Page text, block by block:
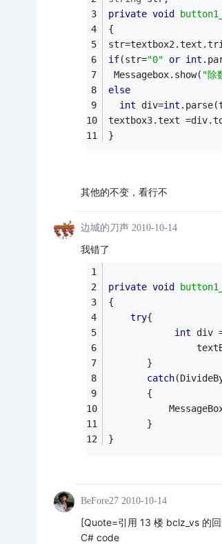
private void
{
if(str="0" or int
Messagebox.show( "除
else
int div=int
textbox3.text
}
其他的不变，看行不
边城的刀声 2010-10-14
我错了
private void
{
try
int div
       }
catch
       {
       }
}
BeFore27 2010-10-14
[Quote=引用 13 楼 bclz_vs 的
C# code